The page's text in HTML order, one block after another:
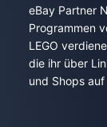
eBay Partner
Programmen
LEGO
die ihr über
und Shops